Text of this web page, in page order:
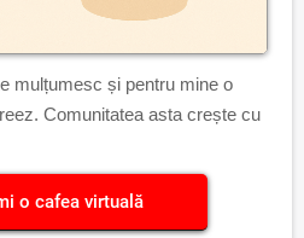
mulțumesc și pentru mine o
Comunitatea asta crește cu
o cafea virtuală